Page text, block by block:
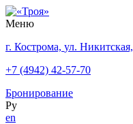
Меню
г. Кострома, ул. Никитская,
+7 (4942) 42-57-70
Бронирование
Ру
en